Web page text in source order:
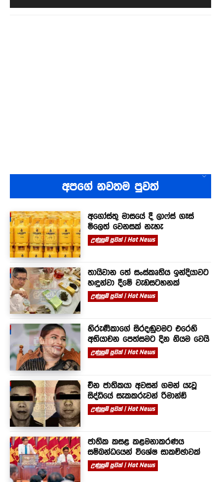
අපගේ නවතම පුවත්
අගෝස්තු මාසයේ දී ලාෆ්ස් ගෑස්
මිලෙත් වෙනසක් නැහැ
උණුසුම් පුවත් | Hot News
තායිවාන තේ සංස්කෘතිය ඉන්දියාවට
හඳුන්වා දීමේ වැඩසටහනක්
උණුසුම් පුවත් | Hot News
හිරුණිකාගේ සිරදඬුවමට එරෙහි
අභියාචන පෙත්සමට දින නියම වෙයි
උණුසුම් පුවත් | Hot News
චීන ජාතිකයා අවසන් ගමන් යැවූ
සිද්ධියේ සැකකරුවන් රිමාන්ඩ්
උණුසුම් පුවත් | Hot News
ජාතික කසළ කළමනාකරණය
සම්බන්ධයෙන් විශේෂ සාකච්ඡාවක්
උණුසුම් පුවත් | Hot News